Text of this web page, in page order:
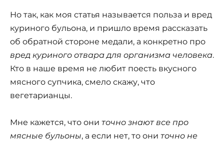
Но так, как моя статья называется польза и вред
куриного бульона, и пришло время рассказать
об обратной стороне медали, а конкретно про
вред куриного отвара для организма человека.
Кто в наше время не любит поесть вкусного
мясного супчика, смело скажу, что
вегетарианцы.
Мне кажется, что они точно знают все про
мясные бульоны, а если нет, то они точно не